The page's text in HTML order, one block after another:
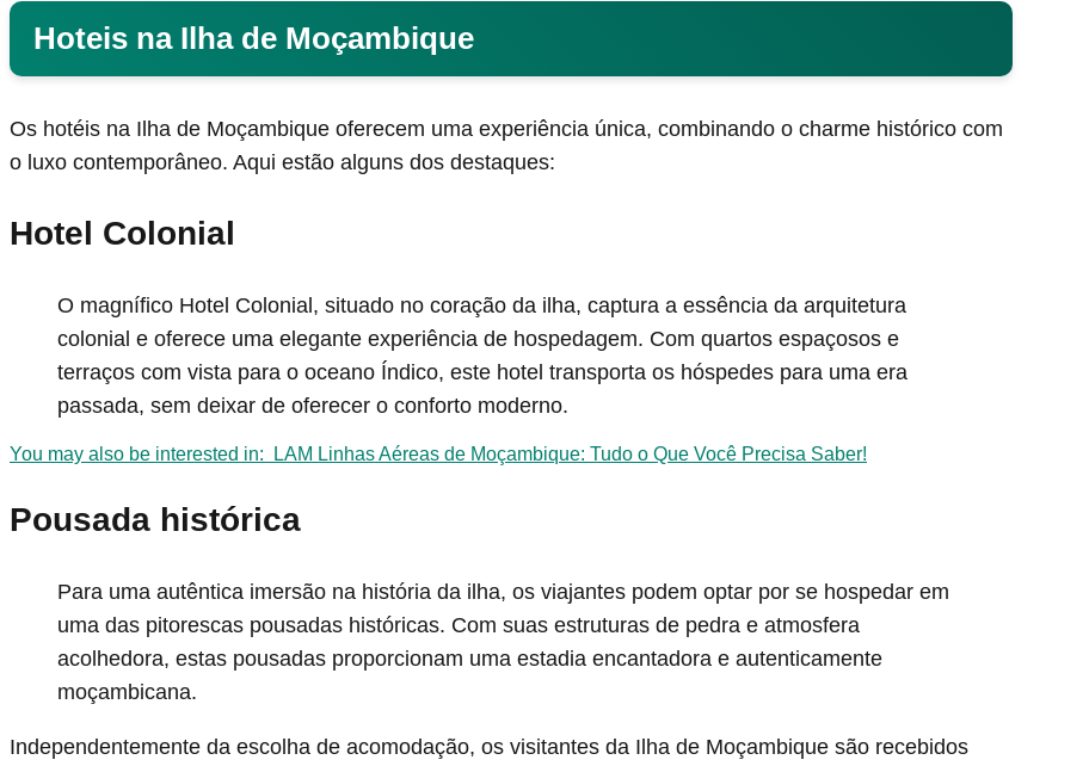
Hoteis na Ilha de Moçambique
Os hotéis na Ilha de Moçambique oferecem uma experiência única, combinando o charme histórico com
o luxo contemporâneo. Aqui estão alguns dos destaques:
Hotel Colonial
O magnífico Hotel Colonial, situado no coração da ilha, captura a essência da arquitetura
colonial e oferece uma elegante experiência de hospedagem. Com quartos espaçosos e
terraços com vista para o oceano Índico, este hotel transporta os hóspedes para uma era
passada, sem deixar de oferecer o conforto moderno.
You may also be interested in: LAM Linhas Aéreas de Moçambique: Tudo o Que Você Precisa Saber!
Pousada histórica
Para uma autêntica imersão na história da ilha, os viajantes podem optar por se hospedar em
uma das pitorescas pousadas históricas. Com suas estruturas de pedra e atmosfera
acolhedora, estas pousadas proporcionam uma estadia encantadora e autenticamente
moçambicana.
Independentemente da escolha de acomodação, os visitantes da Ilha de Moçambique são recebidos